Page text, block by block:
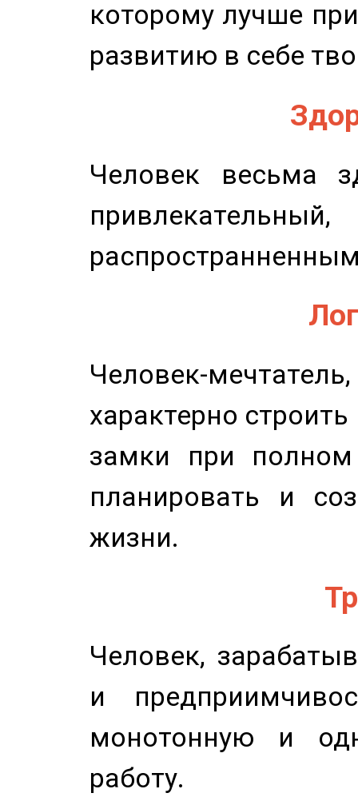
которому лучше
развитию в себе
Человек весьма
Человек-
характерно
замки при полном
планировать и
жизни.
Человек,
и
монотонную и
работу.